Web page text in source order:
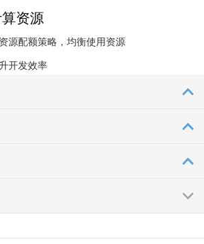
资源
源配额策略，均衡使用资源
开发效率